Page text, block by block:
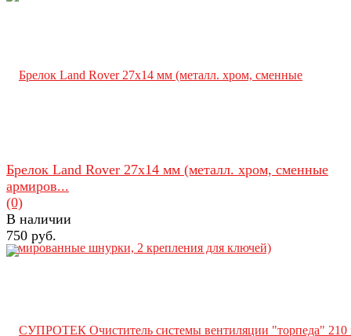
Брелок Land Rover 27х14 мм (металл. хром, сменные
армиров...
(0)
В наличии
750 руб.